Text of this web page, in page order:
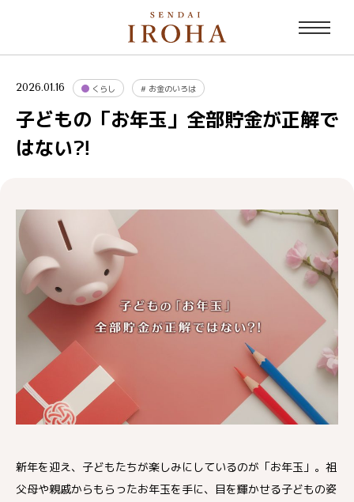
2026.01.16 くらし # お金のいろは
子どもの「お年玉」全部貯金が正解で
はない⁈
新年を迎え、子どもたちが楽しみにしているのが「お年玉」。祖
父母や親戚からもらったお年玉を手に、目を輝かせる子どもの姿